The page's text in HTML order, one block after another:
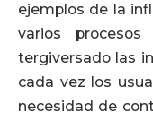
ejemplos de la
varios
tergiversado las
cada vez los
necesidad de